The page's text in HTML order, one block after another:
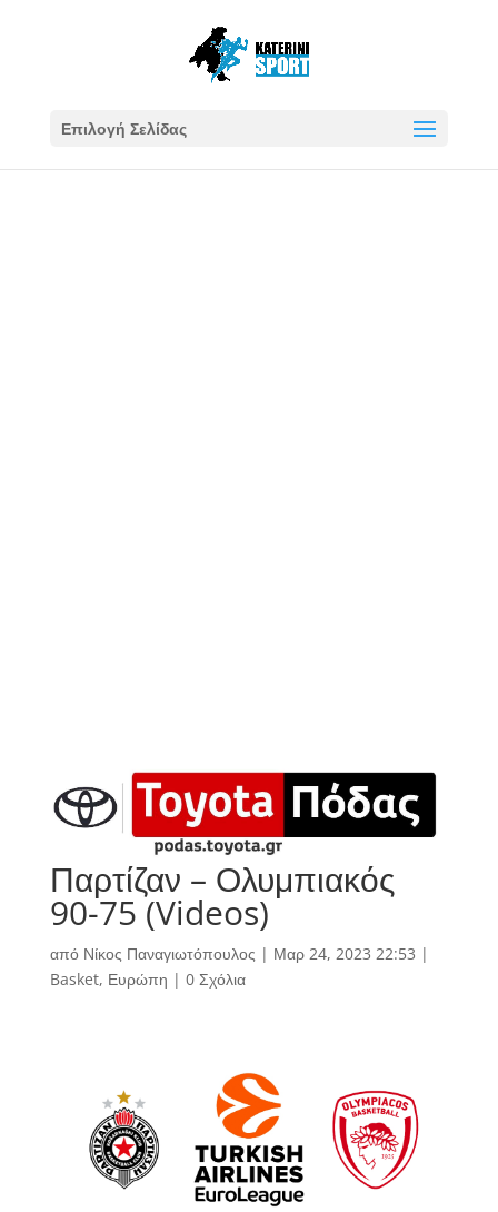
Επιλογή Σελίδας
Παρτίζαν – Ολυμπιακός
90-75 (Videos)
από Νίκος Παναγιωτόπουλος | Μαρ 24, 2023 22:53 |
Basket, Ευρώπη | 0 Σχόλια